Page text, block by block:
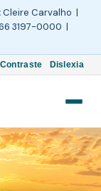
Cleire Carvalho |
3197-0000 |
Contraste Dislexia